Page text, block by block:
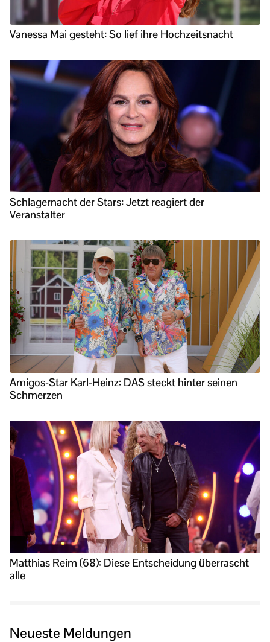
Vanessa Mai gesteht: So lief ihre Hochzeitsnacht
Schlagernacht der Stars: Jetzt reagiert der
Veranstalter
Amigos-Star Karl-Heinz: DAS steckt hinter seinen
Schmerzen
Matthias Reim (68): Diese Entscheidung überrascht
alle
Neueste Meldungen